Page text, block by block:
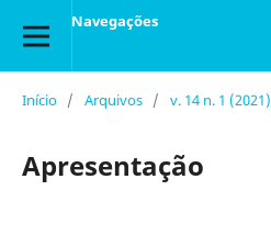
Navegações
Início / Arquivos / v. 14 n. 1 (2021)
Apresentação